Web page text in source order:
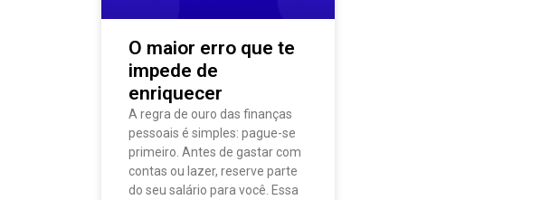
O maior erro que te
impede de
enriquecer
A regra de ouro das finanças
pessoais é simples: pague-se
primeiro. Antes de gastar com
contas ou lazer, reserve parte
do seu salário para você. Essa